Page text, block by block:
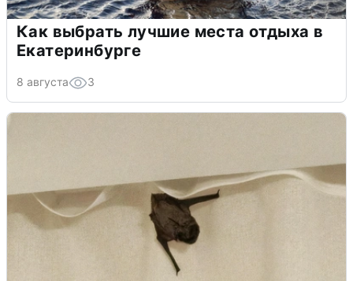
Как выбрать лучшие места отдыха в
Екатеринбурге
8 августа 3